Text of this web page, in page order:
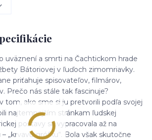
uväznení a smrti na Čachtickom hrade
Bátoriovej v ľuďoch zimomriavky.
priťahuje spisovateľov, filmárov,
Prečo nás stále tak fascinuje?
tom, ako sme si ju pretvorili podľa svojej
najtemnejším stránkam ľudskej
postavy sa vypracovala až na
„krvavú grófku“. Bola však skutočne